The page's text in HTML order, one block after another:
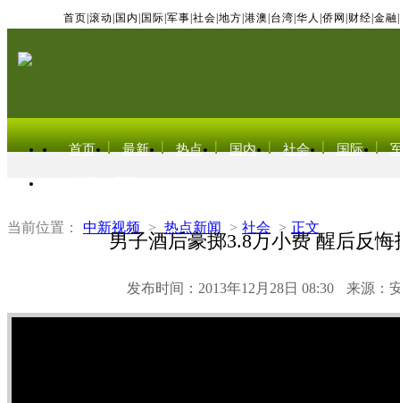
首页 滚动 国内 国际 军事 社会 地方 港澳 台湾 华人 侨网 财经 金融
首页 最新 热点 国内 社会 国际
当前位置： 中新视频 > 热点新闻 > 社会 > 正文
男子酒后豪掷3.8万小费 醒后反
发布时间：2013年12月28日 08:30 来源：